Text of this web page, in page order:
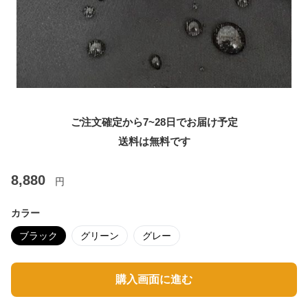
ご注文確定から7~28日でお届け予定
送料は無料です
8,880 円
カラー
ブラック グリーン グレー
購入画面に進む